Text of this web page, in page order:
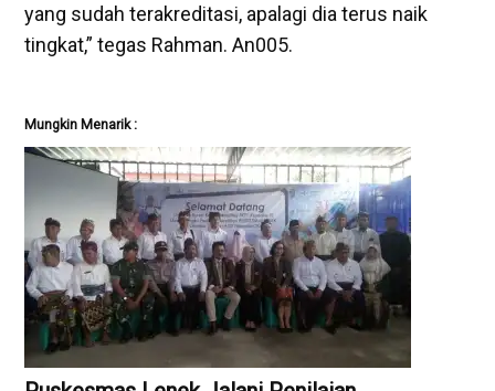
yang sudah terakreditasi, apalagi dia terus naik
tingkat,” tegas Rahman. An005.
Mungkin Menarik :